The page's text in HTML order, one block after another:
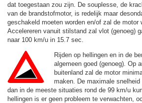
dat toegestaan zou zijn. De souplesse, de
van de brandstofmotor, is redelijk maar
geschakeld moeten worden en/of zal de motor
Accelereren vanuit stilstand zal vlot (genoeg)
naar 100 km/u in 15.7 sec.
Rijden op hellingen en in de
algemeen goed (genoeg). Op
buitenland zal de motor
maken. De maximale snelheid
dan in de meeste situaties rond de 99 km/u
hellingen is er geen probleem te verwachten,